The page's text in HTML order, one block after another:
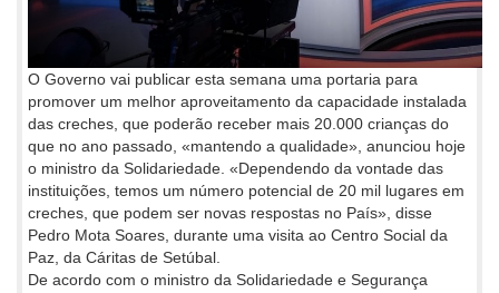
O Governo vai publicar esta semana uma portaria para
promover um melhor aproveitamento da capacidade instalada
das creches, que poderão receber mais 20.000 crianças do
que no ano passado, «mantendo a qualidade», anunciou hoje
o ministro da Solidariedade. «Dependendo da vontade das
instituições, temos um número potencial de 20 mil lugares em
creches, que podem ser novas respostas no País», disse
Pedro Mota Soares, durante uma visita ao Centro Social da
Paz, da Cáritas de Setúbal.
De acordo com o ministro da Solidariedade e Segurança